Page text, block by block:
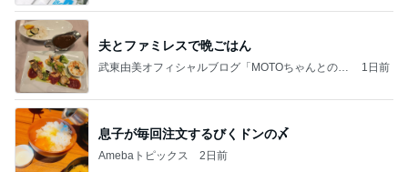
夫とファミレスで晩ごはん
武東由美オフィシャルブログ「MOTOちゃんとのは
1日前
息子が毎回注文するびくドンの〆
Amebaトピックス 2日前